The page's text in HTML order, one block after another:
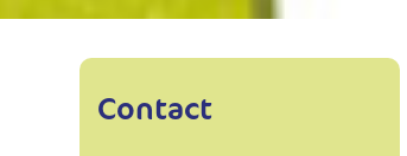
Contact